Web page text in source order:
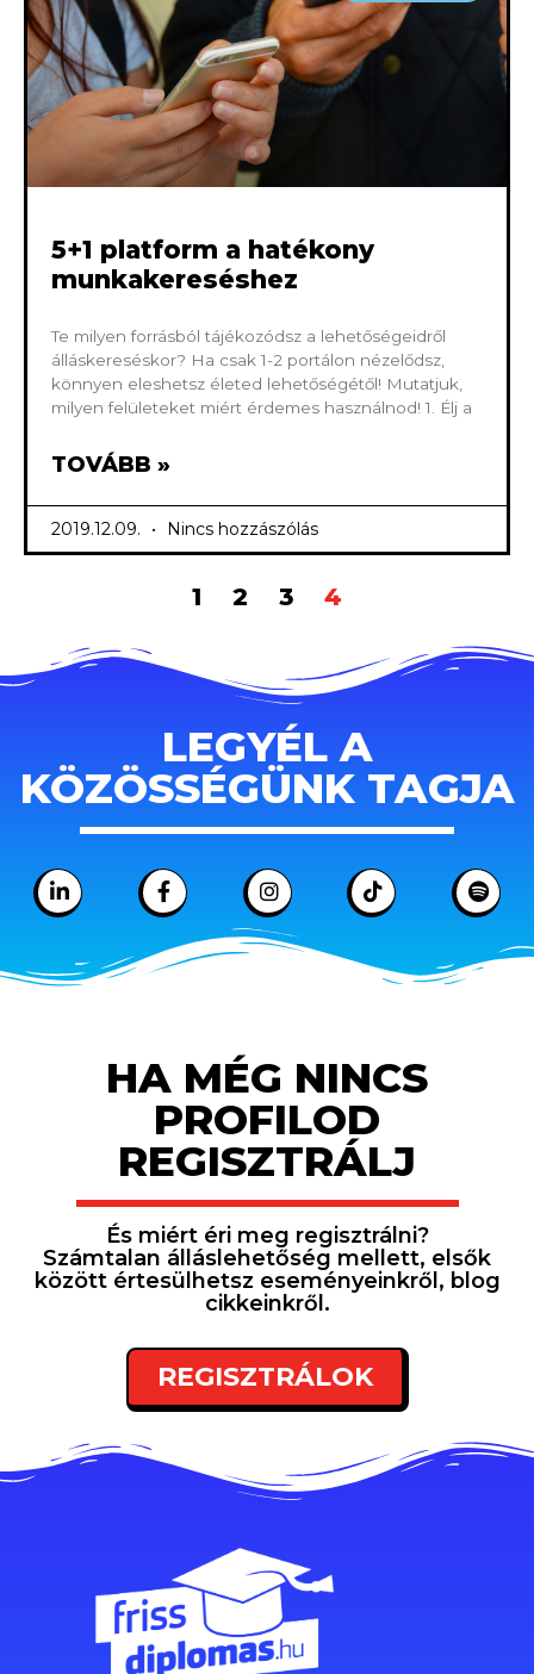
5+1 platform a hatékony
munkakereséshez
Te milyen forrásból tájékozódsz a lehetőségeidről
álláskereséskor? Ha csak 1-2 portálon nézelődsz,
könnyen eleshetsz életed lehetőségétől! Mutatjuk,
milyen felületeket miért érdemes használnod! 1. Élj a
TOVÁBB »
2019.12.09. Nincs hozzászólás
1 2 3 4
LEGYÉL A
KÖZÖSSÉGÜNK TAGJA
HA MÉG NINCS
PROFILOD
REGISZTRÁLJ
És miért éri meg regisztrálni?
Számtalan álláslehetőség mellett, elsők
között értesülhetsz eseményeinkről, blog
cikkeinkről.
REGISZTRÁLOK